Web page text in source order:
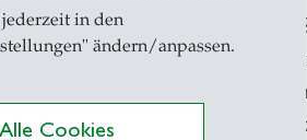
in den
ändern/anpassen.
Alle Cookies
häufig von älteren
Militärdienst
früher auch deutlich
fehlender Angaben